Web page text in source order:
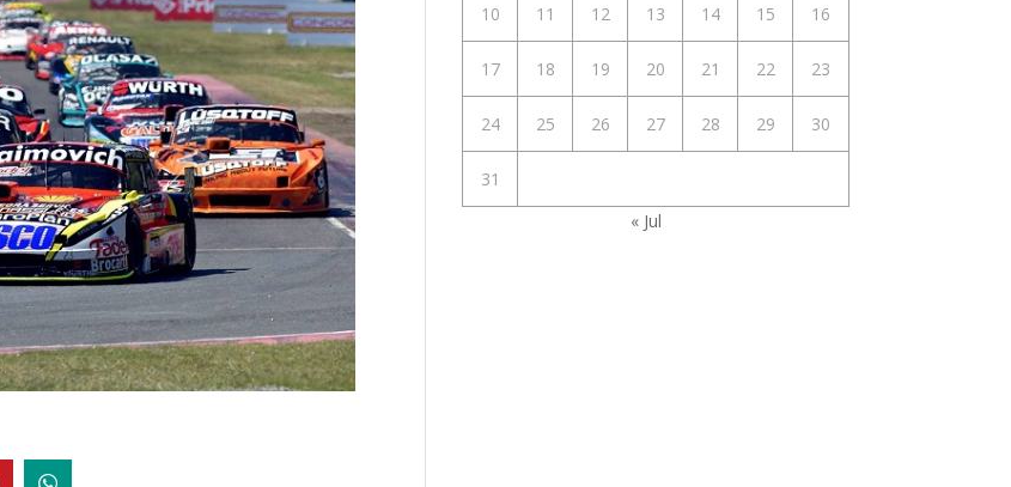
10 11 12 13 14 15 16
17 18 19 20 21 22 23
24 25 26 27 28 29 30
31
« Jul